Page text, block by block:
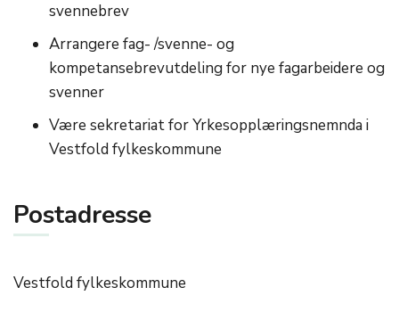
svennebrev
Arrangere fag- /svenne- og
kompetansebrevutdeling for nye fagarbeidere og
svenner
Være sekretariat for Yrkesopplæringsnemnda i
Vestfold fylkeskommune
Postadresse
Vestfold fylkeskommune